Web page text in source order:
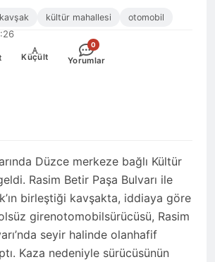
Düzce merkeze bağlı Kültür
Rasim Betir Paşa Bulvarı ile
birleştiği kavşakta, iddiaya göre
girenotomobilsürücüsü, Rasim
seyir halinde olanhafif
Kaza nedeniyle sürücüsünün
-
Küçült
0
Yorumlar
kavşak kültür mahallesi otomobil